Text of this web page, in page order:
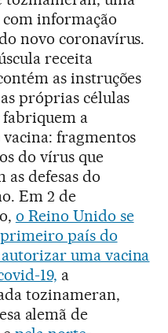
informação
novo coronavírus.
receita
as instruções
próprias células
a
fragmentos
do vírus que
as defesas do
Em 2 de
o Reino Unido se
país do
uma vacina
19, a
tozinameran,
alemã de